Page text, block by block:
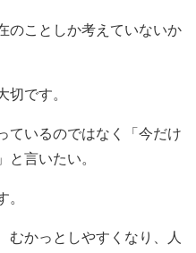
のことしか考えていないか
切です。
ているのではなく「今だけ
と言いたい。
。
むかっとしやすくなり、人